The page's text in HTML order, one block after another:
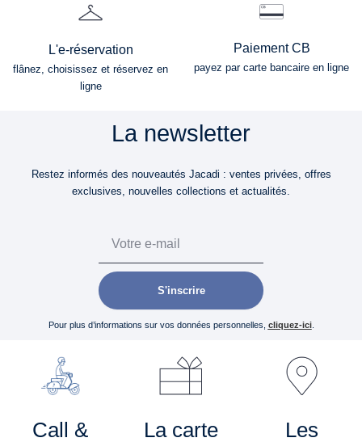
L'e-réservation
flânez, choisissez et réservez en
ligne
Paiement CB
payez par carte bancaire en ligne
La newsletter
Restez informés des nouveautés Jacadi : ventes privées, offres
exclusives, nouvelles collections et actualités.
S'inscrire
Pour plus d’informations sur vos données personnelles, cliquez-ici.
Call &
La carte
Les